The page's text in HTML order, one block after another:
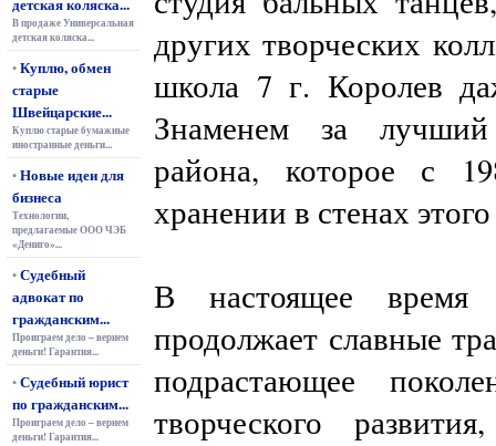
детская коляска...
В продаже Универсальная
детская коляска...
•Куплю, обмен
старые
Швейцарские...
Куплю старые бумажные
иностранные деньги...
•Новые идеи для
бизнеса
Технологии,
предлагаемые ООО ЧЭБ
«Дениго»...
•Судебный
адвокат по
гражданским...
Проиграем дело – вернем
деньги! Гарантия...
•Судебный юрист
по гражданским...
Проиграем дело – вернем
деньги! Гарантия...
других творческих
школа 7 г. Королев
Знаменем за лучший
района, которое с
хранении в стенах
В настоящее
продолжает славные
подрастающее
творческого